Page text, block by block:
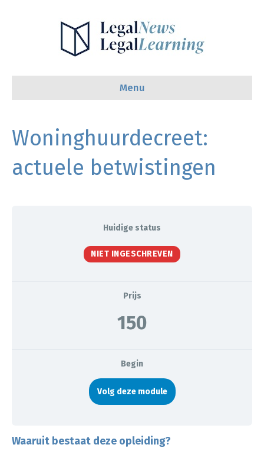
Menu
Woninghuurdecreet:
actuele betwistingen
Huidige status
NIET INGESCHREVEN
Prijs
150
Begin
Volg deze module
Waaruit bestaat deze opleiding?